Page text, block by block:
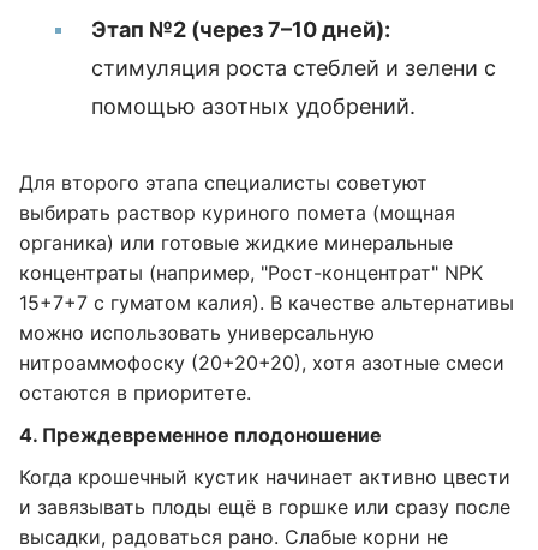
Этап №2 (через 7–10 дней):
стимуляция роста стеблей и зелени с
помощью азотных удобрений.
Для второго этапа специалисты советуют
выбирать раствор куриного помета (мощная
органика) или готовые жидкие минеральные
концентраты (например, "Рост-концентрат" NPK
15+7+7 с гуматом калия). В качестве альтернативы
можно использовать универсальную
нитроаммофоску (20+20+20), хотя азотные смеси
остаются в приоритете.
4. Преждевременное плодоношение
Когда крошечный кустик начинает активно цвести
и завязывать плоды ещё в горшке или сразу после
высадки, радоваться рано. Слабые корни не